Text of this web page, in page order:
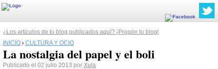
¿Los artículos de tu blog publicados aquí? ¡Propón tu blog!
INICIO › CULTURA Y OCIO
La nostalgia del papel y el boli
Publicado el 02 julio 2013 por Xula